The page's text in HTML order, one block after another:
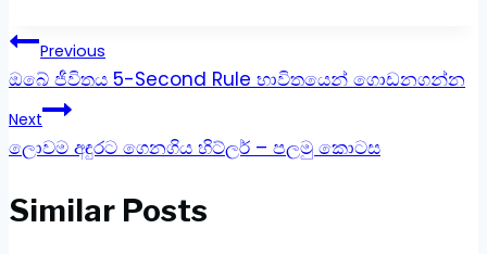
Post
navigation
Previous
ඔබේ ජීවිතය 5-Second Rule භාවිතයෙන් ගොඩනගන්න
Next
ලොවම අඳුරට ගෙනගිය හිට්ලර් – පලමු කොටස
Similar Posts